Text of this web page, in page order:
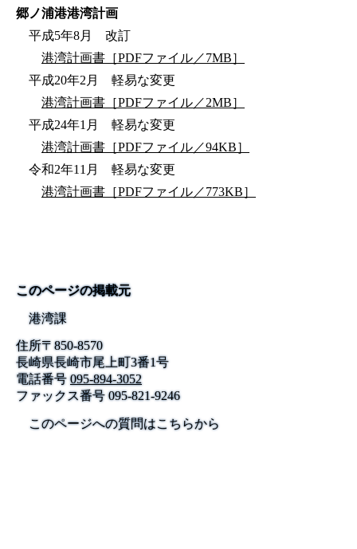
郷ノ浦港港湾計画
平成5年8月 改訂
港湾計画書［PDFファイル／7MB］
平成20年2月 軽易な変更
港湾計画書［PDFファイル／2MB］
平成24年1月 軽易な変更
港湾計画書［PDFファイル／94KB］
令和2年11月 軽易な変更
港湾計画書［PDFファイル／773KB］
このページの掲載元
港湾課
住所〒850-8570
長崎県長崎市尾上町3番1号
電話番号 095-894-3052
ファックス番号095-821-9246
このページへの質問はこちらから